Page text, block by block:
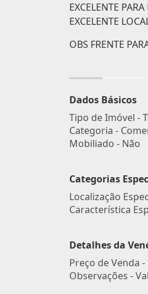
EXCELENTE
EXCELENTE
OBS FRENTE
Dados Básicos
Tipo de Imóvel -
Categoria -
Mobiliado - Não
Categorias
Localização
Característica
Detalhes da
Preço de Venda -
Observações -